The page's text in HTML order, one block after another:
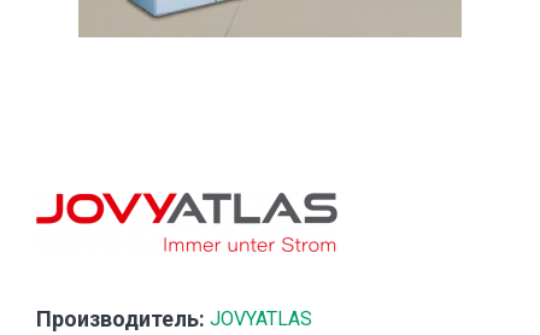
Производитель: JOVYATLAS